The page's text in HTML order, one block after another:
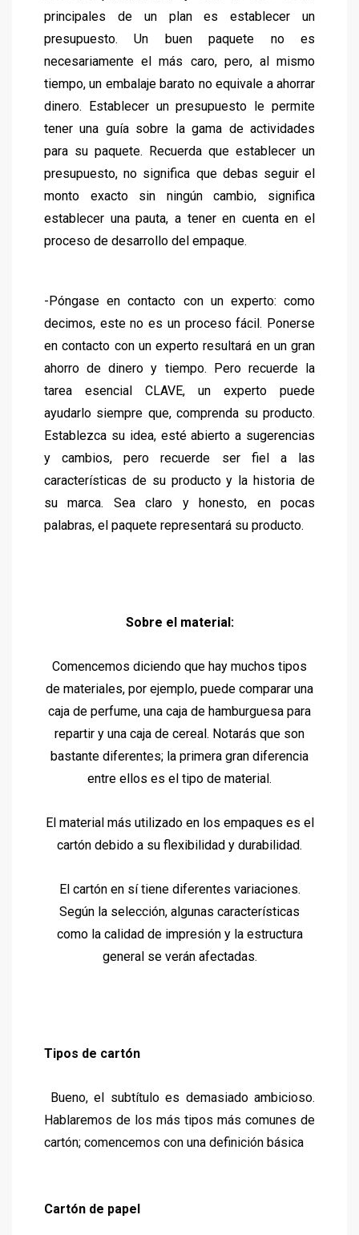
principales de un plan es establecer un
presupuesto. Un buen paquete no es
necesariamente el más caro, pero, al mismo
tiempo, un embalaje barato no equivale a ahorrar
dinero. Establecer un presupuesto le permite
tener una guía sobre la gama de actividades
para su paquete. Recuerda que establecer un
presupuesto, no significa que debas seguir el
monto exacto sin ningún cambio, significa
establecer una pauta, a tener en cuenta en el
proceso de desarrollo del empaque.
-Póngase en contacto con un experto: como
decimos, este no es un proceso fácil. Ponerse
en contacto con un experto resultará en un gran
ahorro de dinero y tiempo. Pero recuerde la
tarea esencial CLAVE, un experto puede
ayudarlo siempre que, comprenda su producto.
Establezca su idea, esté abierto a sugerencias
y cambios, pero recuerde ser fiel a las
características de su producto y la historia de
su marca. Sea claro y honesto, en pocas
palabras, el paquete representará su producto.
Sobre el material:
Comencemos diciendo que hay muchos tipos
de materiales, por ejemplo, puede comparar una
caja de perfume, una caja de hamburguesa para
repartir y una caja de cereal. Notarás que son
bastante diferentes; la primera gran diferencia
entre ellos es el tipo de material.
El material más utilizado en los empaques es el
cartón debido a su flexibilidad y durabilidad.
El cartón en sí tiene diferentes variaciones.
Según la selección, algunas características
como la calidad de impresión y la estructura
general se verán afectadas.
Tipos de cartón
Bueno, el subtítulo es demasiado ambicioso.
Hablaremos de los más tipos más comunes de
cartón; comencemos con una definición básica
Cartón de papel